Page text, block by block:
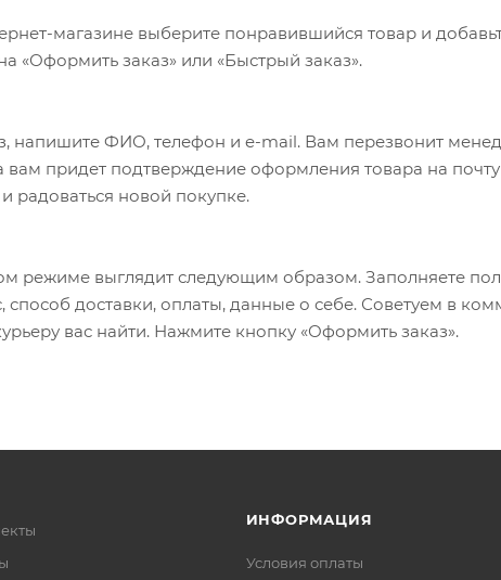
магазине выберите понравившийся товар и
«Оформить заказ» или «Быстрый заказ».
напишите ФИО, телефон и e-mail. Вам перезвонит
вам придет подтверждение оформления товара на
радоваться новой покупке.
режиме выглядит следующим образом. Заполняете
доставки, оплаты, данные о себе. Советуем в
вас найти. Нажмите кнопку «Оформить заказ».
ИНФОРМАЦИЯ
Условия оплаты